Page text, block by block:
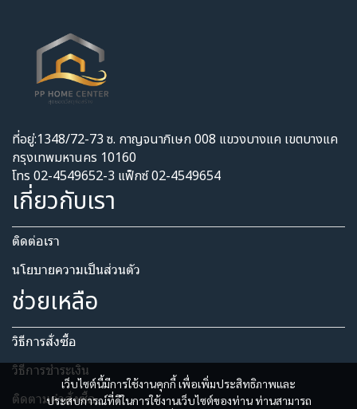
เว็บไซต์นี้มีการใช้งานคุกกี้ เพื่อเพิ่มประสิทธิภาพและ
ประสบการณ์ที่ดีในการใช้งานเว็บไซต์ของท่าน ท่านสามารถ
ที่อยู่:1348/72-73 ซ. กาญจนาภิเษก 008 แขวงบางแค เขตบางแค
กรุงเทพมหานคร 10160
โทร 02-4549652-3 แฟ็กซ์ 02-4549654
เกี่ยวกับเรา
ติดต่อเรา
นโยบายความเป็นส่วนตัว​
ช่วยเหลือ
วิธีการสั่งซื้อ
วิธีการชำระเงิน
ติดตามคำสั่งซื้อ